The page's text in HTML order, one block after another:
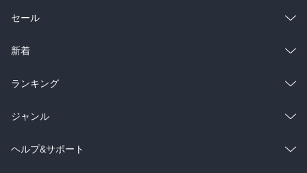
総合
ラノベ
雑誌・グラビア
BL・TL
セール
総合
ラノベ
雑誌・グラビア
BL・TL
新着
総合
ラノベ
雑誌・グラビア
ランキング
総合
ラノベ
ジャンル
コミック
ヘルプ&サポート